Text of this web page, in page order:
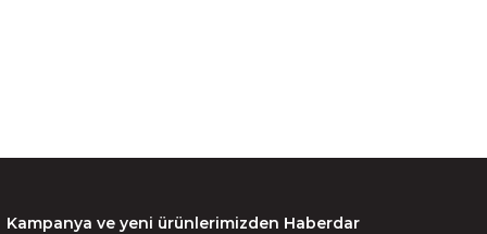
Kampanya ve yeni ürünlerimizden Haberdar